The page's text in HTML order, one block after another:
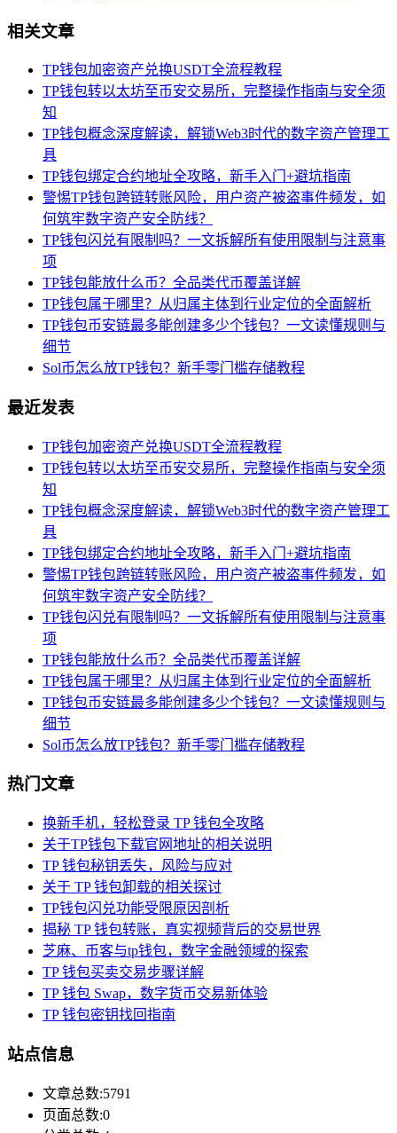
相关文章
TP钱包加密资产兑换USDT全流程教程
TP钱包转以太坊至币安交易所，完整操作指南与安全须
知
TP钱包概念深度解读，解锁Web3时代的数字资产管理工
具
TP钱包绑定合约地址全攻略，新手入门+避坑指南
警惕TP钱包跨链转账风险，用户资产被盗事件频发，如
何筑牢数字资产安全防线？
TP钱包闪兑有限制吗？一文拆解所有使用限制与注意事
项
TP钱包能放什么币？全品类代币覆盖详解
TP钱包属于哪里？从归属主体到行业定位的全面解析
TP钱包币安链最多能创建多少个钱包？一文读懂规则与
细节
Sol币怎么放TP钱包？新手零门槛存储教程
最近发表
TP钱包加密资产兑换USDT全流程教程
TP钱包转以太坊至币安交易所，完整操作指南与安全须
知
TP钱包概念深度解读，解锁Web3时代的数字资产管理工
具
TP钱包绑定合约地址全攻略，新手入门+避坑指南
警惕TP钱包跨链转账风险，用户资产被盗事件频发，如
何筑牢数字资产安全防线？
TP钱包闪兑有限制吗？一文拆解所有使用限制与注意事
项
TP钱包能放什么币？全品类代币覆盖详解
TP钱包属于哪里？从归属主体到行业定位的全面解析
TP钱包币安链最多能创建多少个钱包？一文读懂规则与
细节
Sol币怎么放TP钱包？新手零门槛存储教程
热门文章
换新手机，轻松登录 TP 钱包全攻略
关于TP钱包下载官网地址的相关说明
TP 钱包秘钥丢失，风险与应对
关于 TP 钱包卸载的相关探讨
TP钱包闪兑功能受限原因剖析
揭秘 TP 钱包转账，真实视频背后的交易世界
芝麻、币客与tp钱包，数字金融领域的探索
TP 钱包买卖交易步骤详解
TP 钱包 Swap，数字货币交易新体验
TP 钱包密钥找回指南
站点信息
文章总数:5791
页面总数:0